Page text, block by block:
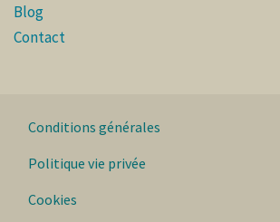
Blog
Contact
Conditions générales
Politique vie privée
Cookies